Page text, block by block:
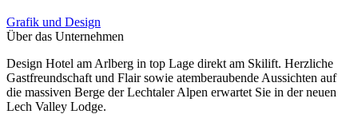
Grafik und Design
Über das Unternehmen
Design Hotel am Arlberg in top Lage direkt am Skilift. Herzliche
Gastfreundschaft und Flair sowie atemberaubende Aussichten auf
die massiven Berge der Lechtaler Alpen erwartet Sie in der neuen
Lech Valley Lodge.